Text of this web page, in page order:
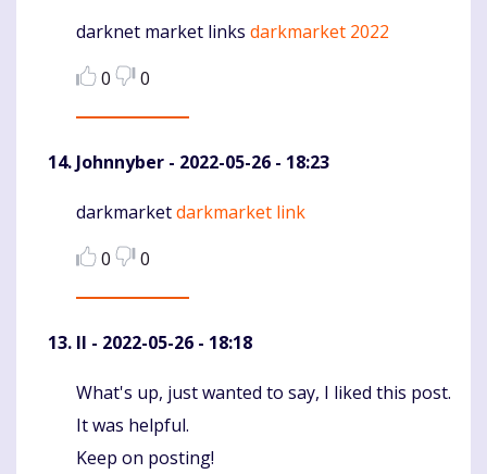
Komentaras
darknet market links darkmarket 2022
0
0
Johnnyber - 2022-05-26 - 18:23
Komentaras
darkmarketdarkmarket link
0
0
II - 2022-05-26 - 18:18
Komentaras
What's up, just wanted to say, I liked this post.
It was helpful.
Keep on posting!